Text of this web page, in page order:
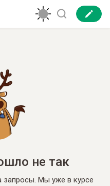
не так
запросы. Мы уже в курсе